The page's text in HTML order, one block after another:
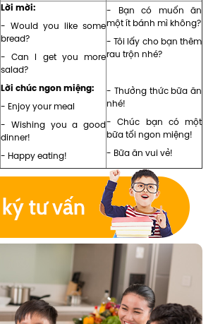
Lời mời:
- Would you like some
bread?
- Can I get you more
salad?
Lời chúc ngon miệng:
- Enjoy your meal
- Wishing you a good
dinner!
- Happy eating!
- Bạn có muốn ăn
một ít bánh mì không?
- Tôi lấy cho bạn thêm
rau trộn nhé?
- Thưởng thức bữa ăn
nhé!
- Chúc bạn có một
bữa tối ngon miệng!
- Bữa ăn vui vẻ!